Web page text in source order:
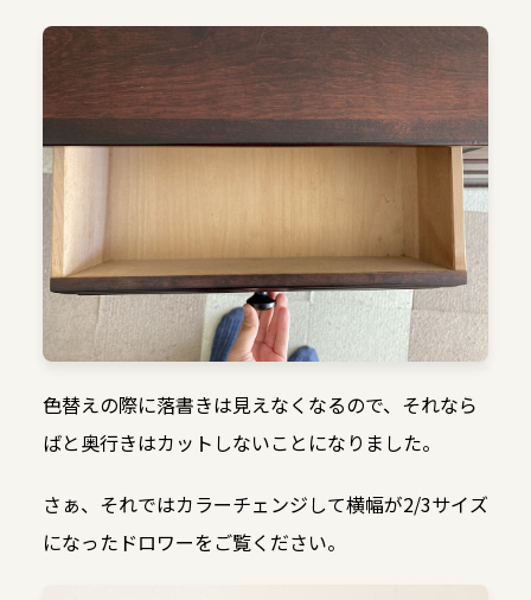
色替えの際に落書きは見えなくなるので、それなら
ばと奥行きはカットしないことになりました。
さぁ、それではカラーチェンジして横幅が2/3サイズ
になったドロワーをご覧ください。